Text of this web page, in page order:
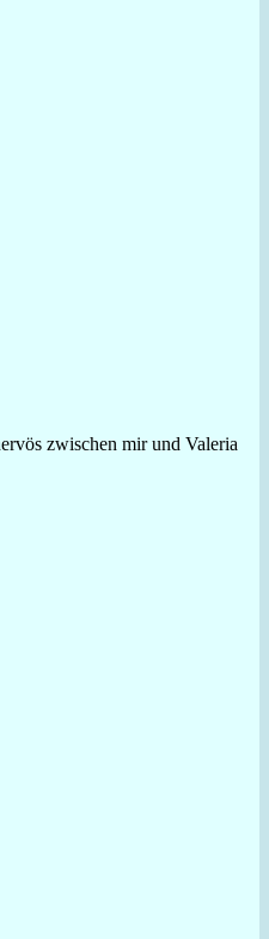
zwischen mir und Valeria